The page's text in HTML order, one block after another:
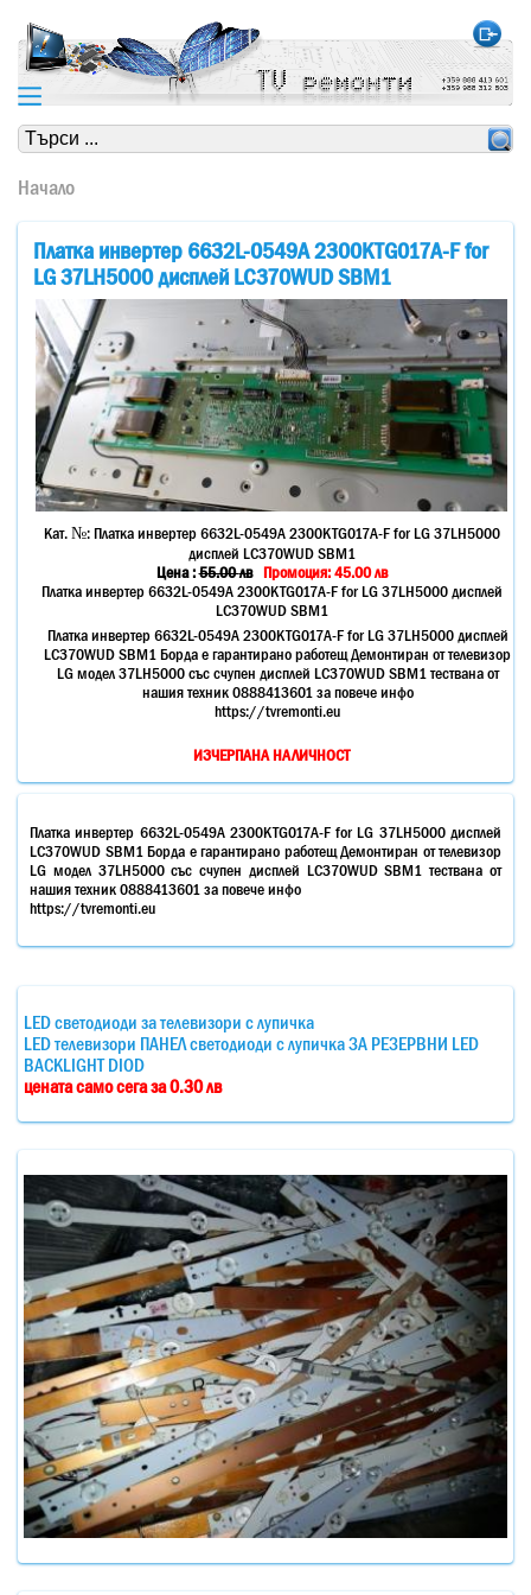
https://www.high-endrolex.com/24
Начало
Платка инвертер 6632L-0549A 2300KTG017A-F for
LG 37LH5000 дисплей LC370WUD SBM1
Кат. №:Платка инвертер 6632L-0549A 2300KTG017A-F for LG 37LH5000
дисплей LC370WUD SBM1
Цена :55.00лв Промоция: 45.00 лв
Платка инвертер 6632L-0549A 2300KTG017A-F for LG 37LH5000 дисплей
LC370WUD SBM1
Платка инвертер 6632L-0549A 2300KTG017A-F for LG 37LH5000 дисплей
LC370WUD SBM1 Борда е гарантирано работещ Демонтиран от телевизор
LG модел 37LH5000 със счупен дисплей LC370WUD SBM1 тествана от
нашия техник 0888413601 за повече инфо
https://tvremonti.eu
ИЗЧЕРПАНА НАЛИЧНОСТ
Платка инвертер 6632L-0549A 2300KTG017A-F for LG 37LH5000 дисплей
LC370WUD SBM1 Борда е гарантирано работещ Демонтиран от телевизор
LG модел 37LH5000 със счупен дисплей LC370WUD SBM1 тествана от
нашия техник 0888413601 за повече инфо
https://tvremonti.eu
LED светодиоди за телевизори с лупичка
LED телевизори ПАНЕЛ светодиоди с лупичка ЗА РЕЗЕРВНИ LED
BACKLIGHT DIOD
цената само сега за 0.30 лв